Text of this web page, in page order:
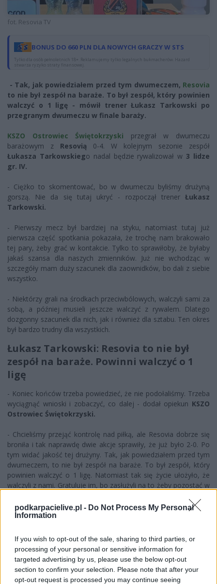
podkarpacielive.pl - Do Not Process My Personal
Information
If you wish to opt-out of the sale, sharing to third parties, or
processing of your personal or sensitive information for
targeted advertising by us, please use the below opt-out
section to confirm your selection. Please note that after your
opt-out request is processed you may continue seeing
fot. Resovia TV
BONUS DO 660 PLN DLA NOWYCH GRACZY W STS
Tylko dla osób pełnoletnich 18+. Reklamujemy tylko legalnych bukmacherów. Hazard
stwarza ryzyko straty finansowej.
- Tak, jak powiedziałem przed tym dwumeczem, Resovia
to nie był zespół na baraże. To był zespół, który powinien
walczyć o 1 ligę - mówił trener Łukasz Tarkowski po
przegranym dwumeczu w finale baraży.
KSZO Ostrowiec Świętokrzyski
przegrał w dwumeczu
barażowym z Resovią 0-4. W kolejnym sezonie zespół
Łukasza Tarkowskiego nadal będzie rywalizował w3 lidze
gr. IV.
- Ciężko to skomentować, bo w dwumeczu byliśmy drużyną
gorszą. Nie da się tutaj ukryć - rozpoczął trener Łukasz
Tarkowski.
- Pierwszy mecz był bardziej na styku, natomiast tutaj już
pierwsza część spotkania pokazała, że trochę nam brakowało
tej pary, żeby grać w kontakcie. Tylko to sprawiłoby, że byłaby
jakaś szansa dla naszych zmienników. Już nie wchodząc w
szczegóły mam duży szacunek dla zaownidków, bo dali z siebie
wszystko.
- Niektórzy grali na środkach przeciwbólowych, walczyli sami za
sobą, a później musieli jeszcze walczyć z rywalem. Dlatego
dozgonny szacunek dla nich, jak i również dla sztabu. Ten okres
był bardzo trudny dla wszystkich.
Łukasz Tarkowski: Resovia to nie był
zespół na baraże. Powinni walczyć o 1
ligę
- Koniec końców trzeba powiedzieć, że nie podołaliśmy. Trzeba
wyciągnąć wnioski i zobaczyć, co dalej - dodał opiekun KSZO
Ostrowiec Świętokrzyski.
- Chcieliśmy przejąć kontrolę nad piłką, ale Resovia dobrze się
broniła i tak naprawdę dwie akcje sprawiły, że już było 2-0. Po
tym widać jakość tej drużyny. Tak, jak powiedziałem przed tym
dwumeczem, to nie był zespół na baraże. To był zespół, który
powinien walczyć o 1 ligę. Natomiast tak się życie ułożyło, że
walczyli z nami. Gratuluje im, bo zasłużyli na to żeby pozostać w